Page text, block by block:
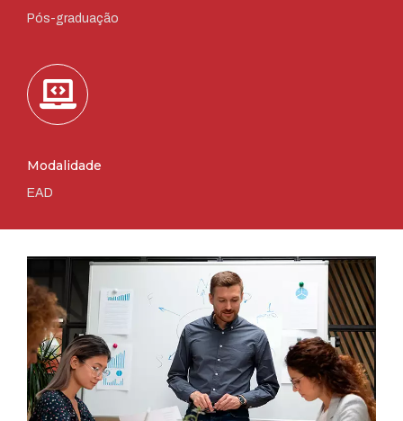
Pós-graduação
Modalidade
EAD